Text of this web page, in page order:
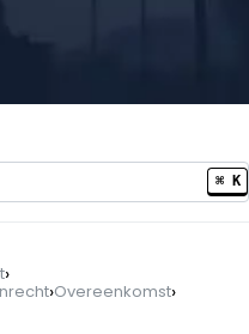
⌘ K
›
›Overeenkomst›